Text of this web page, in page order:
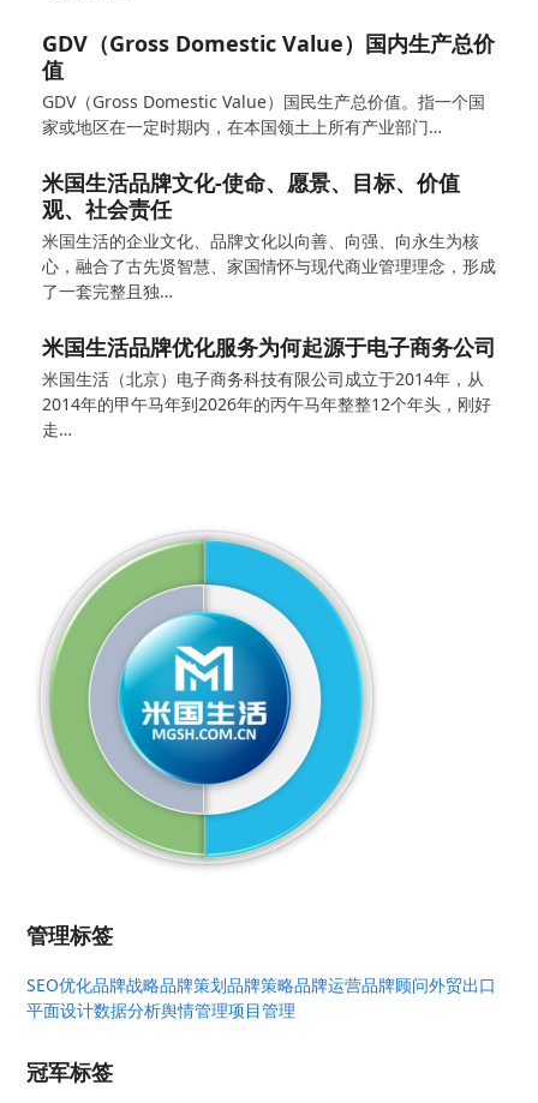
GDV（Gross Domestic Value）国内生产总价
值
GDV（Gross Domestic Value）国民生产总价值。指一个国
家或地区在一定时期内，在本国领土上所有产业部门…
米国生活品牌文化-使命、愿景、目标、价值
观、社会责任
米国生活的企业文化、品牌文化以向善、向强、向永生为核
心，融合了古先贤智慧、家国情怀与现代商业管理理念，形成
了一套完整且独…
米国生活品牌优化服务为何起源于电子商务公司
米国生活（北京）电子商务科技有限公司成立于2014年，从
2014年的甲午马年到2026年的丙午马年整整12个年头，刚好
走…
管理标签
SEO优化品牌战略品牌策划品牌策略品牌运营品牌顾问外贸出口
平面设计数据分析舆情管理项目管理
冠军标签